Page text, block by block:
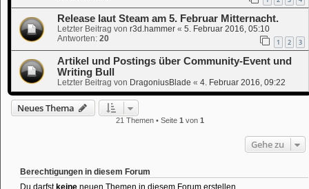
Release laut Steam am 5. Februar Mitternacht.
Letzter Beitrag von r3d.hammer « 5. Februar 2016, 05:10
Antworten: 20 1 2 3
Artikel und Postings über Community-Event und
Writing Bull
Letzter Beitrag von DragoniusBlade « 4. Februar 2016, 09:22
Neues Thema
21 Themen • Seite1 von1
Gehe zu
Berechtigungen in diesem Forum